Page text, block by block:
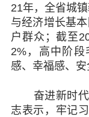
21年，全省城
与经济增长基
户群众；截至
2%，高中阶
感、幸福感、安
奋进新时
志表示，牢记